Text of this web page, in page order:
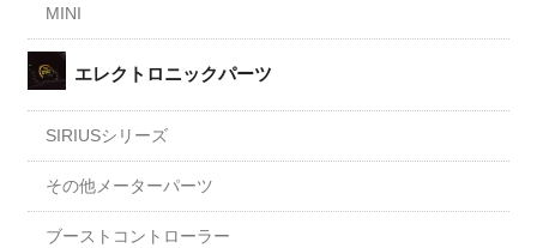
MINI
エレクトロニックパーツ
SIRIUSシリーズ
その他メーターパーツ
ブーストコントローラー